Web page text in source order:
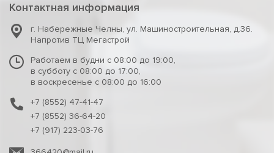
Контактная информация
г. Набережные Челны, ул. Машиностроительная, д.36.
Напротив ТЦ Мегастрой
Работаем в будни с 08:00 до 19:00,
в субботу с 08:00 до 17:00,
в воскресенье с 08:00 до 16:00
+7 (8552) 47-41-47
+7 (8552) 36-64-20
+7 (917) 223-03-76